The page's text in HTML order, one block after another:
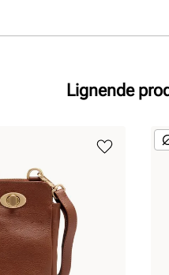
Lignende